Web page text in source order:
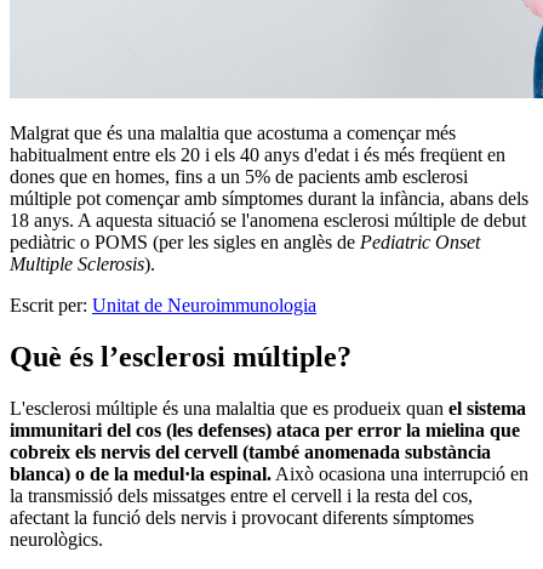
Malgrat que és una malaltia que acostuma a començar més
habitualment entre els 20 i els 40 anys d'edat i és més freqüent en
dones que en homes, fins a un 5% de pacients amb esclerosi
múltiple pot començar amb símptomes durant la infància, abans dels
18 anys. A aquesta situació se l'anomena esclerosi múltiple de debut
pediàtric o POMS (per les sigles en anglès de Pediatric Onset
Multiple Sclerosis).
Escrit per: Unitat de Neuroimmunologia
Què és l’esclerosi múltiple?
L'esclerosi múltiple és una malaltia que es produeix quan el sistema
immunitari del cos (les defenses) ataca per error la mielina que
cobreix els nervis del cervell (també anomenada substància
blanca) o de la medul·la espinal. Això ocasiona una interrupció en
la transmissió dels missatges entre el cervell i la resta del cos,
afectant la funció dels nervis i provocant diferents símptomes
neurològics.